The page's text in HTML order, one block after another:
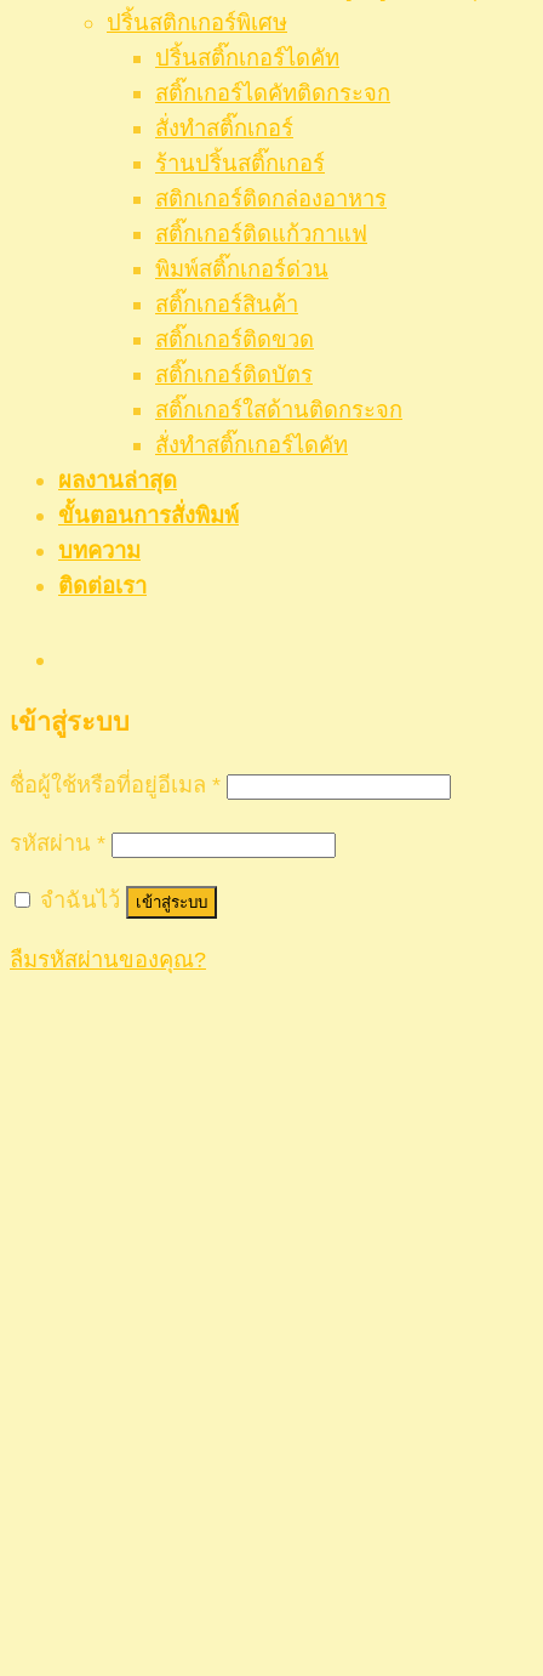
ปริ้นสติกเกอร์พิเศษ
ปริ้นสติ๊กเกอร์ไดคัท
สติ๊กเกอร์ไดคัทติดกระจก
สั่งทำสติ๊กเกอร์
ร้านปริ้นสติ๊กเกอร์
สติกเกอร์ติดกล่องอาหาร
สติ๊กเกอร์ติดแก้วกาแฟ
พิมพ์สติ๊กเกอร์ด่วน
สติ๊กเกอร์สินค้า
สติ๊กเกอร์ติดขวด
สติ๊กเกอร์ติดบัตร
สติ๊กเกอร์ใสด้านติดกระจก
สั่งทําสติ๊กเกอร์ไดคัท
ผลงานล่าสุด
ขั้นตอนการสั่งพิมพ์
บทความ
ติดต่อเรา
เข้าสู่ระบบ
ชื่อผู้ใช้หรือที่อยู่อีเมล *
รหัสผ่าน *
จำฉันไว้ เข้าสู่ระบบ
ลืมรหัสผ่านของคุณ?